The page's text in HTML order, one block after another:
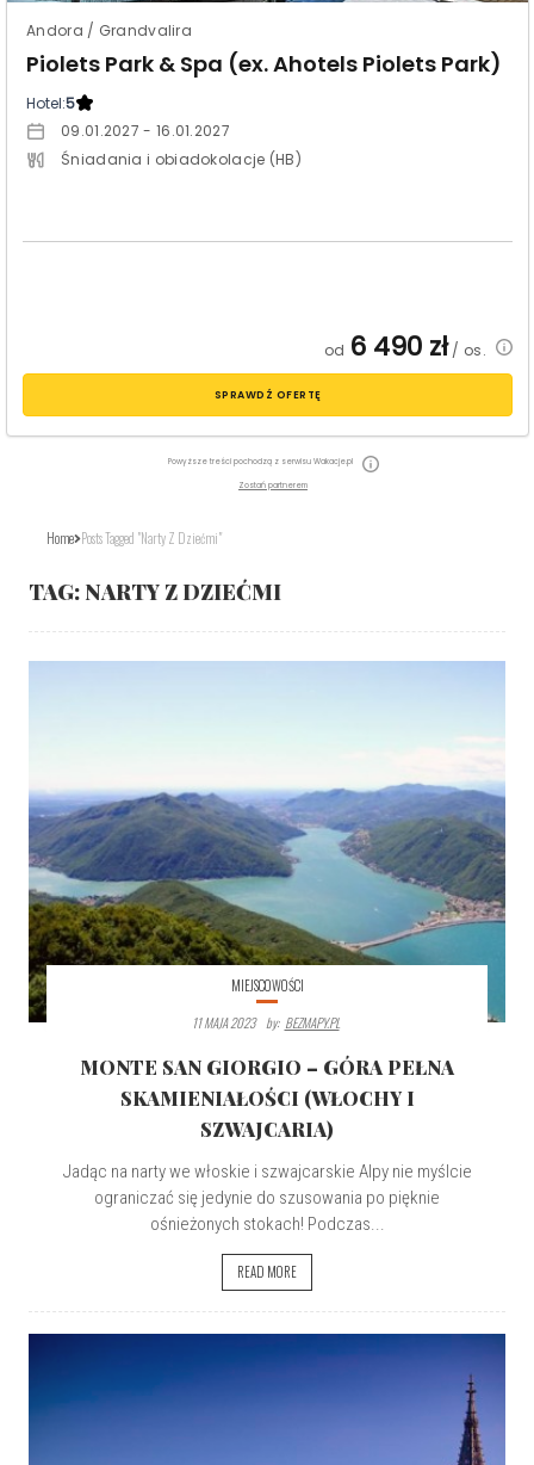
Andora / Grandvalira
Piolets Park & Spa (ex. Ahotels Piolets Park)
Hotel:5
09.01.2027 - 16.01.2027
Śniadania i obiadokolacje (HB)
od 6 490 zł/ os.
SPRAWDŹ OFERTĘ
Powyższe treści pochodzą z serwisu Wakacje.pl
Zostań partnerem
Home Posts Tagged "narty Z Dziećmi"
TAG: NARTY Z DZIEĆMI
MIEJSCOWOŚCI
11 MAJA 2023
By: BEZMAPY.PL
MONTE SAN GIORGIO – GÓRA PEŁNA
SKAMIENIAŁOŚCI (WŁOCHY I
SZWAJCARIA)
Jadąc na narty we włoskie i szwajcarskie Alpy nie myślcie
ograniczać się jedynie do szusowania po pięknie
ośnieżonych stokach! Podczas...
READ MORE